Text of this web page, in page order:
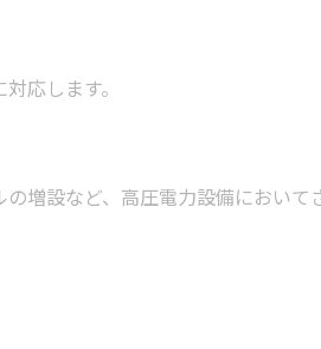
応します。
設など、高圧電力設備において